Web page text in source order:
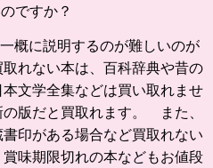
ですか？
概に説明するのが難しいのが
れない本は、百科辞典や昔の
文学全集などは買い取れませ
版だと買取れます。 また、
印がある場合など買取れない
味期限切れの本などもお値段